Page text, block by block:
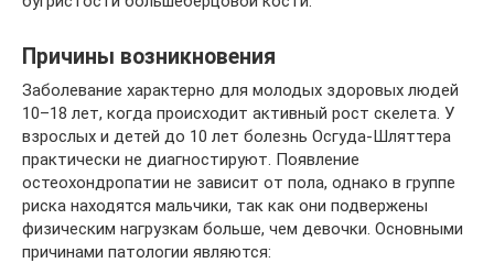
Причины возникновения
Заболевание характерно для молодых здоровых людей
10–18 лет, когда происходит активный рост скелета. У
взрослых и детей до 10 лет болезнь Осгуда-Шляттера
практически не диагностируют. Появление
остеохондропатии не зависит от пола, однако в группе
риска находятся мальчики, так как они подвержены
физическим нагрузкам больше, чем девочки. Основными
причинами патологии являются: